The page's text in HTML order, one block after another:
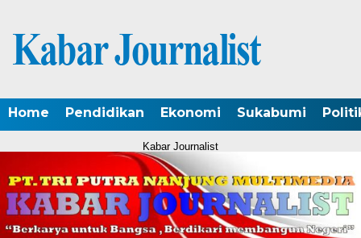
Home Pendidikan Ekonomi Sukabumi
Kabar Journalist